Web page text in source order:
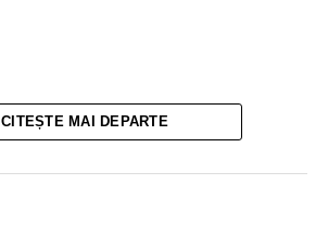
CITEȘTE MAI DEPARTE